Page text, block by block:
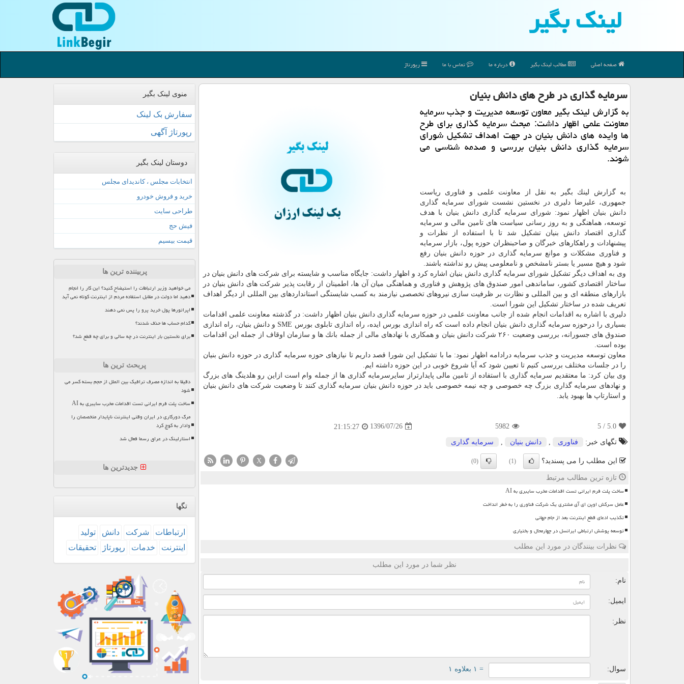
لینك بگیر
صفحه اصلی مطالب لینك بگیر درباره ما تماس با ما رپورتاژ
سرمایه گذاری در طرح های دانش بنیان
به گزارش لینك بگیر معاون توسعه مدیریت و جذب سرمایه
معاونت علمی اظهار داشت: مبحث سرمایه گذاری برای طرح
ها وایده های دانش بنیان در جهت اهداف تشكیل شورای
سرمایه گذاری دانش بنیان بررسی و صدمه شناسی می
شوند.
به گزارش لینك بگیر به نقل از معاونت علمی و فناوری ریاست
جمهوری، علیرضا دلیری در نخستین نشست شورای سرمایه گذاری
دانش بنیان اظهار نمود: شورای سرمایه گذاری دانش بنیان با هدف
توسعه، هماهنگی و به روز رسانی سیاست های تامین مالی و سرمایه
گذاری اقتصاد دانش بنیان تشكیل شد تا با استفاده از نظرات و
پیشنهادات و راهكارهای خبرگان و صاحبنظران حوزه پول، بازار سرمایه
و فناوری مشكلات و موانع سرمایه گذاری در حوزه دانش بنیان رفع
شود و هیچ مسیر یا بستر نامشخص و نامعلومی پیش رو نداشته باشند.
وی به اهداف دیگر تشكیل شورای سرمایه گذاری دانش بنیان اشاره كرد و اظهار داشت: جایگاه مناسب و شایسته برای شركت های دانش بنیان در
ساختار اقتصادی كشور، ساماندهی امور صندوق های پژوهش و فناوری و هماهنگی میان آن ها، اطمینان از رقابت پذیر شركت های دانش بنیان در
بازارهای منطقه ای و بین المللی و نظارت بر ظرفیت سازی نیروهای تخصصی نیازمند به كسب شایستگی استانداردهای بین المللی از دیگر اهداف
تعریف شده در ساختار تشكیل این شورا است.
دلیری با اشاره به اقدامات انجام شده از جانب معاونت علمی در حوزه سرمایه گذاری دانش بنیان اظهار داشت: در گذشته معاونت علمی اقدامات
بسیاری را درحوزه سرمایه گذاری دانش بنیان انجام داده است كه راه اندازی بورس ایده، راه اندازی تابلوی بورس SME و دانش بنیان، راه اندازی
صندوق های جسورانه، بررسی وضعیت ۲۶۰ شركت دانش بنیان و همكاری با نهادهای مالی از جمله بانك ها و سازمان اوقاف از جمله این اقدامات
بوده است.
معاون توسعه مدیریت و جذب سرمایه درادامه اظهار نمود: ما با تشكیل این شورا قصد داریم تا نیازهای حوزه سرمایه گذاری در حوزه دانش بنیان
را در جلسات مختلف بررسی كنیم تا تعیین شود كه آیا شروع خوبی در این حوزه داشته ایم.
وی بیان كرد: ما معتقدیم سرمایه گذاری با استفاده از تامین مالی پایدارتراز سایرسرمایه گذاری ها از جمله وام است ازاین رو هلدینگ های بزرگ
و نهادهای سرمایه گذاری بزرگ چه خصوصی و چه نیمه خصوصی باید در حوزه دانش بنیان سرمایه گذاری كنند تا وضعیت شركت های دانش بنیان
و استارتاپ ها بهبود یابد.
5.0
/ 5
5982
1396/07/26
21:15:27
تگهای خبر:
فناوری دانش بنیان سرمایه گذاری
این مطلب را می پسندید؟ (1)
(0)
X
تازه ترین مطالب مرتبط
ساخت پلت فرم ایرانی تست اقدامات مخرب سایبری به AI
عامل سرکش اوپن ای آی مشتری یک شرکت فناوری را به خطر انداخت
تکذیب ادعای قطع اینترنت بعد از جام جهانی
توسعه پوشش ارتباطی ایرانسل در چهارمحال و بختیاری
نظرات بینندگان در مورد این مطلب
نظر شما در مورد این مطلب
نام:
ایمیل:
نظر:
سوال: = ۱ بعلاوه ۱
منوی لینک بگیر
سفارش بک لینک
رپورتاژ آگهی
دوستان لینک بگیر
انتخابات مجلس ، کاندیدای مجلس
خرید و فروش خودرو
طراحی سایت
فیش حج
قیمت بیسیم
پربیننده ترین ها
می خواهید وزیر ارتباطات را استیضاح کنید؟ این کار را انجام
دهید اما دولت در مقابل استفاده مردم از اینترنت کوتاه نمی آید
اپراتورها پول خرید پرو را پس نمی دهند
کدام حساب ها حذف شدند؟
برای نخستین بار اینترنت در چه سالی و برای چه قطع شد؟
پربحث ترین ها
دقیقا به اندازه مصرف ترافیک بین الملل از حجم بسته کسر می
شود
ساخت پلت فرم ایرانی تست اقدامات مخرب سایبری به AI
مرگ دورکاری در ایران وقتی اینترنت ناپایدار متخصصان را
وادار به کوچ کرد
استارلینک در عراق رسما فعال شد
جدیدترین ها
تگها
ارتباطات شركت دانش
تولید
اینترنت
خدمات رپورتاژ تحقیقات